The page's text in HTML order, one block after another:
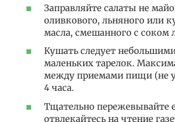
Заправляйте салаты не
оливкового, льняного или
масла, смешанного с соком
Кушать следует
маленьких тарелок.
между приемами пищи (не
4 часа.
Тщательно пережевывайте
отвлекайтесь на чтение